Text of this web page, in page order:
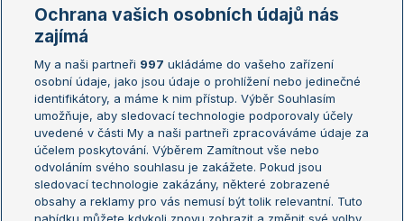
Žebříčky
Žebříček ATP (muži)
Žebříček WTA (ženy)
Sázkařský žebříček
Australian Open
French Open
Wimbledon
US Open
Turnaj mistrů
Turnaj mistryň
Ochrana vašich osobních údajů nás
zajímá
My a naši partneři 997 ukládáme do vašeho zařízení
osobní údaje, jako jsou údaje o prohlížení nebo jedinečné
identifikátory, a máme k nim přístup. Výběr Souhlasím
umožňuje, aby sledovací technologie podporovaly účely
uvedené v části My a naši partneři zpracováváme údaje za
účelem poskytování. Výběrem Zamítnout vše nebo
odvoláním svého souhlasu je zakážete. Pokud jsou
sledovací technologie zakázány, některé zobrazené
obsahy a reklamy pro vás nemusí být tolik relevantní. Tuto